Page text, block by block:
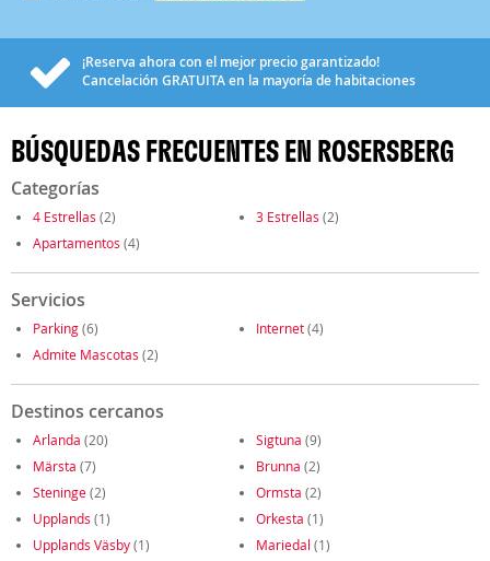
¡Reserva ahora con el mejor precio garantizado!
Cancelación GRATUITAen la mayoría de habitaciones
BÚSQUEDAS FRECUENTES EN ROSERSBERG
Categorías
4 Estrellas (2) 3 Estrellas (2)
Apartamentos (4)
Servicios
Parking(6) Internet(4)
Admite Mascotas (2)
Destinos cercanos
Arlanda (20) Sigtuna (9)
Märsta (7) Brunna (2)
Steninge(2) Ormsta (2)
Upplands (1) Orkesta (1)
Upplands Väsby(1) Mariedal (1)